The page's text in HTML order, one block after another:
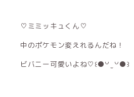
♡ミミッキュくん♡
中のポケモン変えれるんだね！
ビバニー可愛いよね♡꒰●꒡ ̫ ꒡●꒱